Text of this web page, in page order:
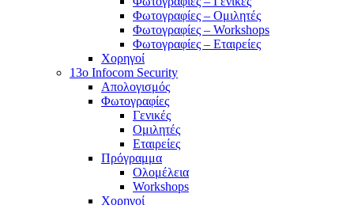
Φωτογραφίες – Ομιλητές
Φωτογραφίες – Workshops
Φωτογραφίες – Εταιρείες
Χορηγοί
13o Infocom Security
Απολογισμός
Φωτογραφίες
Γενικές
Ομιλητές
Εταιρείες
Πρόγραμμα
Ολομέλεια
Workshops
Χορηγοί